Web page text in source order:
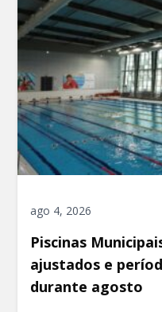
ago 4, 2026
Piscinas
ajustados e
durante agosto